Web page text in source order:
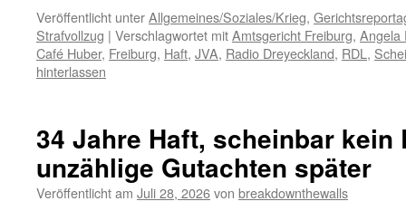
Veröffentlicht unterAllgemeines/Soziales/Krieg,
Strafvollzug | Verschlagwortet mitAmtsgericht Freiburg, Angela
Café Huber, Freiburg, Haft, JVA, Radio Dreyeckland, RDL ,
hinterlassen
34 Jahre Haft, scheinbar kein
unzählige Gutachten später
Veröffentlicht am Juli 28, 2026von breakdownthewalls